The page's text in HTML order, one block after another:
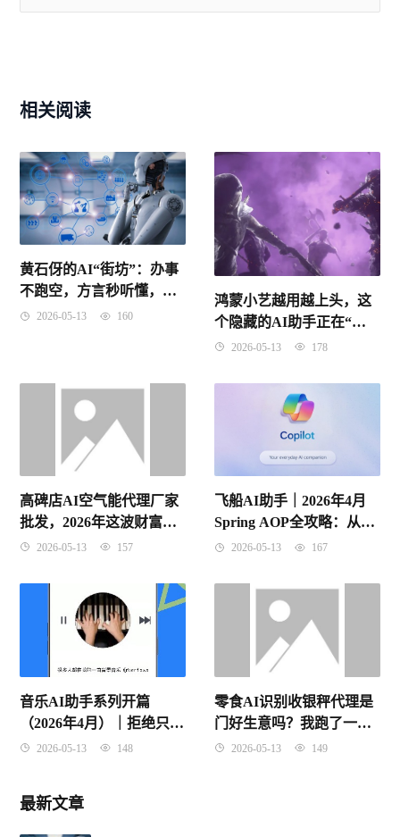
相关阅读
黄石伢的AI“街坊”：办事
不跑空，方言秒听懂，这
波操作太灵醒！
2026-05-13 160
鸿蒙小艺越用越上头，这
个隐藏的AI助手正在“偷”
走我的工作量！
2026-05-13 178
高碑店AI空气能代理厂家
批发，2026年这波财富风
口你抓住了吗？
2026-05-13 157
飞船AI助手｜2026年4月
Spring AOP全攻略：从概
念到面试，一篇打通
2026-05-13 167
音乐AI助手系列开篇
（2026年4月）｜拒绝只会
用不懂原理：一文搞懂AI
2026-05-13 148
零食AI识别收银秤代理是
门好生意吗？我跑了一个
月市场，终于搞明白了
2026-05-13 149
最新文章